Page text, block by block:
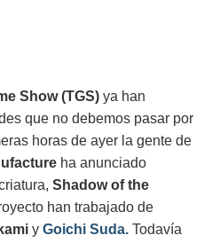
Show (TGS) ya han
que no debemos pasar por
horas de ayer la gente de
ha anunciado
Shadow of the
han trabajado de
y Goichi Suda. Todavía